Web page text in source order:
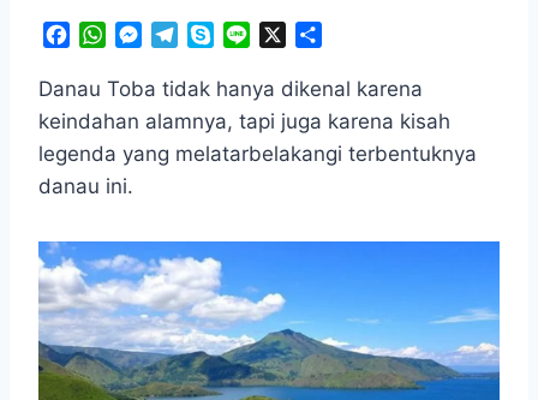
c
e
o
o
W
a
t
A
p
M
s
s
n
r
l
e
r
y
p
n
e
a
Danau Toba tidak hanya dikenal karena
keindahan alamnya, tapi juga karena kisah
legenda yang melatarbelakangi terbentuknya
danau ini.